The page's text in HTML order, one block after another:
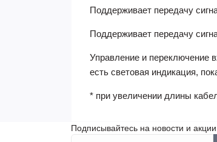
Поддерживает передачу
Поддерживает передачу
Управление и переключение
есть световая индикация,
* при увеличении длины
Подписывайтесь на новости и